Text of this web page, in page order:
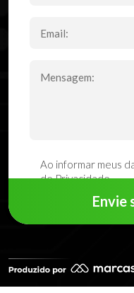
Ao informar meus
de Privacidade